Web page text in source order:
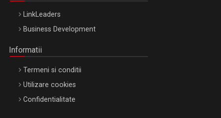
LinkLeaders
Business Development
Informatii
Termeni si conditii
Utilizare cookies
Confidentialitate